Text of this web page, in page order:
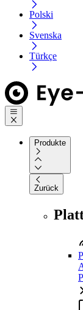
Polski
Svenska
Türkçe
Produkte
Zurück